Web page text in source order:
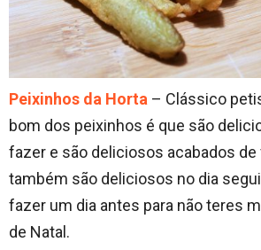
Peixinhos da Horta – Clássico
bom dos peixinhos é que são
fazer e são deliciosos acabados de
também são deliciosos no dia
fazer um dia antes para não teres
de Natal.